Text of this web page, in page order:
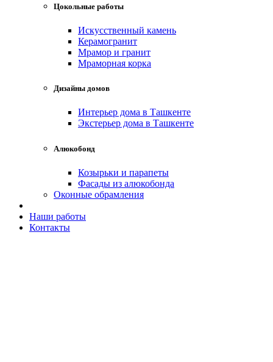
Цокольные работы
Искусственный камень
Керамогранит
Мрамор и гранит
Мраморная корка
Дизайны домов
Интерьер дома в Ташкенте
Экстерьер дома в Ташкенте
Алюкобонд
Козырьки и парапеты
Фасады из алюкобонда
Оконные обрамления
Наши работы
Контакты